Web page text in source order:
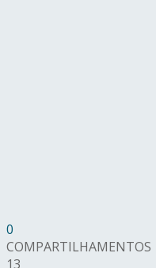
0
COMPARTILHAMENTOS
13